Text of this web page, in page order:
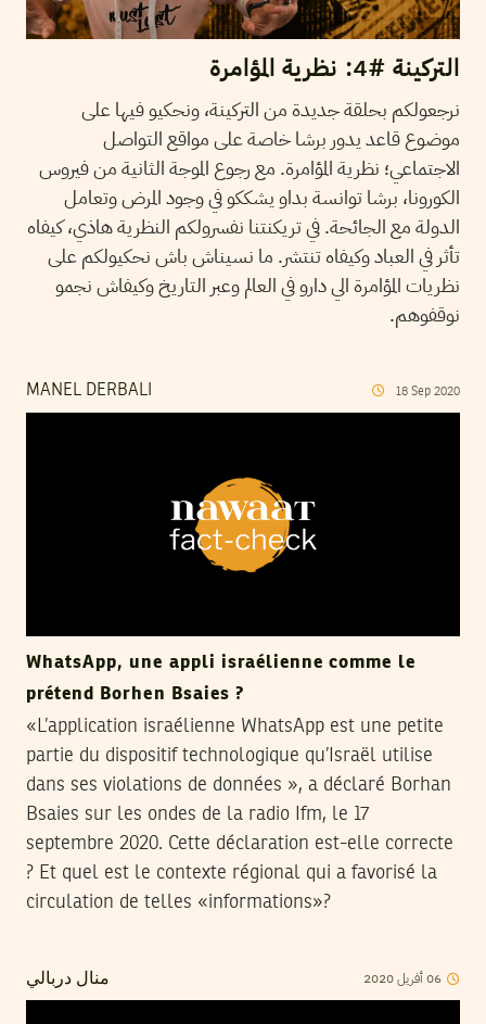
التركينة #4: نظرية المؤامرة
نرجعولكم بحلقة جديدة من التركينة، ونحكيو فيها على
موضوع قاعد يدور برشا خاصة على مواقع التواصل
الاجتماعي؛ نظرية المؤامرة. مع رجوع الموجة الثانية من فيروس
الكورونا، برشا توانسة بداو يشككو في وجود المرض وتعامل
الدولة مع الجائحة. في تريكنتنا نفسرولكم النظرية هاذي، كيفاه
تأثر في العباد وكيفاه تنتشر. ما نسيناش باش نحكيولكم على
نظريات المؤامرة الي دارو في العالم وعبر التاريخ وكيفاش نجمو
نوقفوهم.
MANEL DERBALI 18 Sep 2020
WhatsApp, une appli israélienne comme le
prétend Borhen Bsaies ?
«L’application israélienne WhatsApp est une petite
partie du dispositif technologique qu’Israël utilise
dans ses violations de données », a déclaré Borhan
Bsaies sur les ondes de la radio Ifm, le 17
septembre 2020. Cette déclaration est-elle correcte
? Et quel est le contexte régional qui a favorisé la
circulation de telles «informations»?
منال دربالي 06أفريل2020